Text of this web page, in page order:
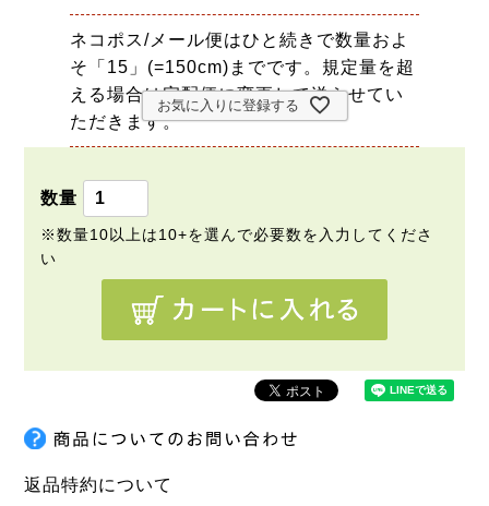
ネコポス/メール便はひと続きで数量およ
そ「15」(=150cm)までです。規定量を超
える場合は宅配便に変更して送らせてい
ただきます。
お気に入りに登録する
返品特約について